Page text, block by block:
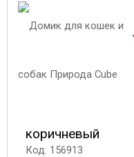
коричневый
Код: 156913